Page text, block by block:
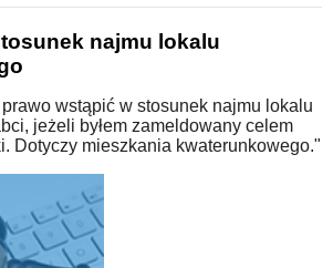
najmu lokalu
wstąpić w stosunek najmu lokalu
jeżeli byłem zameldowany celem
Dotyczy mieszkania kwaterunkowego."